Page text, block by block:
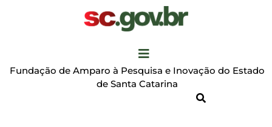
Fundação de Amparo à Pesquisa e Inovação do Estado
de Santa Catarina